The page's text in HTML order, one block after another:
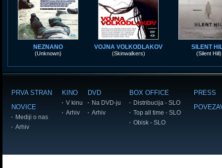
NEZNANO
(Unknown)
VOJNA VOLKODLAKOV
(Skinwalkers)
SILENT
(Silent Hill)
PRVA STRAN
NOVICE
Mediji o nas
Arhiv
KINO
V kinu
Arhiv
DVD
Na DVD-ju
Arhiv
BOX OFFICE
Distribucija - SLO
Top all time - SLO
Obisk - SLO
PRESS